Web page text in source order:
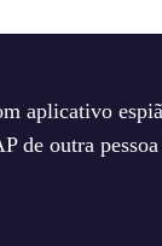
aplicativo
de outra pessoa